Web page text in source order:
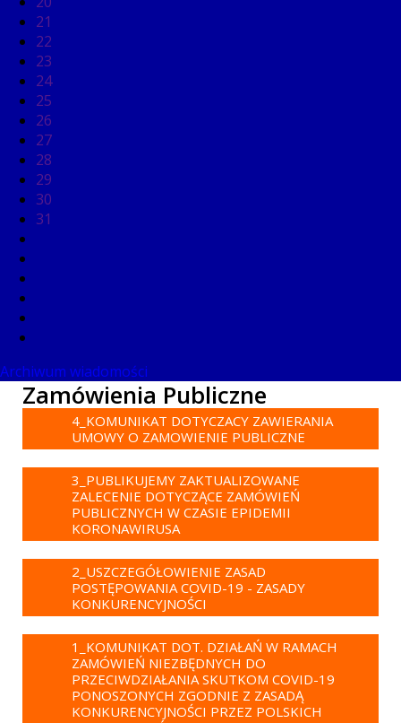
21
22
23
24
25
26
27
28
29
30
31
Archiwum wiadomości
Zamówienia Publiczne
4_KOMUNIKAT DOTYCZACY ZAWIERANIA
UMOWY O ZAMOWIENIE PUBLICZNE
3_PUBLIKUJEMY ZAKTUALIZOWANE
ZALECENIE DOTYCZĄCE ZAMÓWIEŃ
PUBLICZNYCH W CZASIE EPIDEMII
KORONAWIRUSA
2_USZCZEGÓŁOWIENIE ZASAD
POSTĘPOWANIA COVID-19 - ZASADY
KONKURENCYJNOŚCI
1_KOMUNIKAT DOT. DZIAŁAŃ W RAMACH
ZAMÓWIEŃ NIEZBĘDNYCH DO
PRZECIWDZIAŁANIA SKUTKOM COVID-19
PONOSZONYCH ZGODNIE Z ZASADĄ
KONKURENCYJNOŚCI PRZEZ POLSKICH